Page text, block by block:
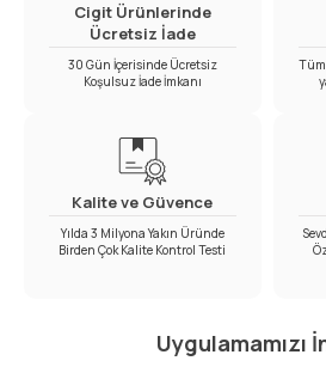
Cigit Ürünlerinde
Ücretsiz İade
30 Gün İçerisinde Ücretsiz
Koşulsuz İade İmkanı
Kalite ve Güvence
Yılda 3 Milyona Yakın Üründe
Birden Çok Kalite Kontrol Testi
Uygulamamızı